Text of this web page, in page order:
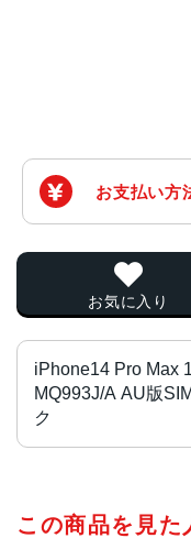
お支払い方
お気に入り
iPhone14 Pro Max
MQ993J/A AU版
ク
A16 Bionicチップ2
この商品を見た